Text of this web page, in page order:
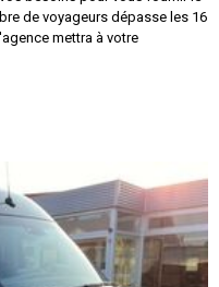
de voyageurs dépasse les 16
mettra à votre